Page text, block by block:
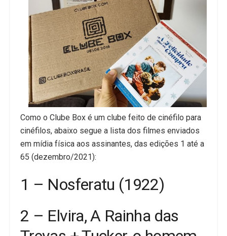
Como o Clube Box é um clube feito de cinéfilo para
cinéfilos, abaixo segue a lista dos filmes enviados
em mídia física aos assinantes, das edições 1 até a
65 (dezembro/2021):
1 – Nosferatu (1922)
2 – Elvira, A Rainha das